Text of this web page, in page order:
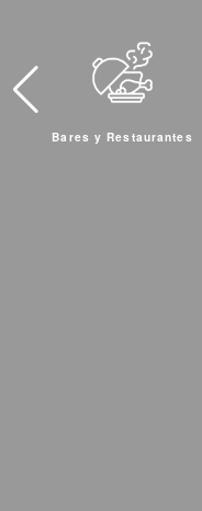
Bienestar, salud y Belleza